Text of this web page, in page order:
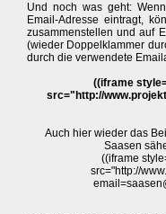
Und noch was geht:
Email-Adresse eintragt,
zusammenstellen und auf
(wieder Doppelklammer
durch die verwendete
((iframe
src="http://
Auch hier wieder das
Saasen
((iframe
src="http://